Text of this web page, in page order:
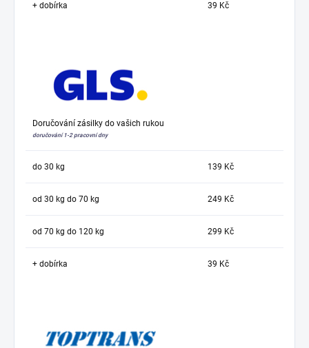
+ dobírka 39 Kč
Doručování zásilky do vašich rukou
doručování 1-2 pracovní dny
do 30 kg 139 Kč
od 30 kg do 70 kg 249 Kč
od 70 kg do 120 kg 299 Kč
+ dobírka 39 Kč